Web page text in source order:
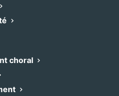
choral
chœurs
des concerts et
adhérents à la
par emplacement et